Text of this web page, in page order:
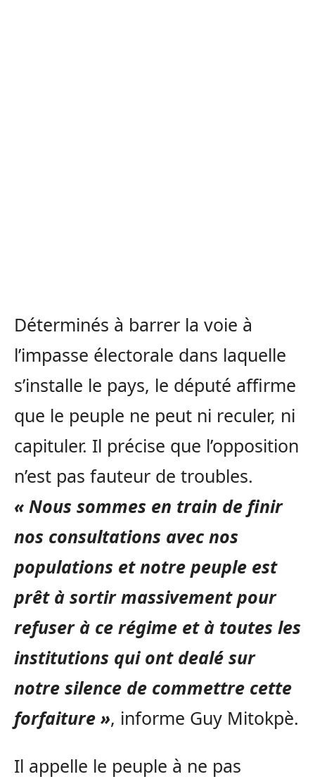
Déterminés à barrer la voie à
l’impasse électorale dans laquelle
s’installe le pays, le député affirme
que le peuple ne peut ni reculer, ni
capituler. Il précise que l’opposition
n’est pas fauteur de troubles.
« Nous sommes en train de finir
nos consultations avec nos
populations et notre peuple est
prêt à sortir massivement pour
refuser à ce régime et à toutes les
institutions qui ont dealé sur
notre silence de commettre cette
forfaiture », informe Guy Mitokpè.
Il appelle le peuple à ne pas